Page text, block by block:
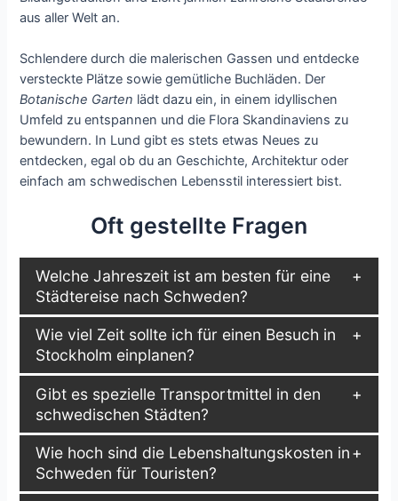
aus aller Welt an.
Schlendere durch die malerischen Gassen und entdecke
versteckte Plätze sowie gemütliche Buchläden. Der
Botanische Garten lädt dazu ein, in einem idyllischen
Umfeld zu entspannen und die Flora Skandinaviens zu
bewundern. In Lund gibt es stets etwas Neues zu
entdecken, egal ob du an Geschichte, Architektur oder
einfach am schwedischen Lebensstil interessiert bist.
Oft gestellte Fragen
Welche Jahreszeit ist am besten für eine
Städtereise nach Schweden?
Wie viel Zeit sollte ich für einen Besuch in
Stockholm einplanen?
Gibt es spezielle Transportmittel in den
schwedischen Städten?
Wie hoch sind die Lebenshaltungskosten in
Schweden für Touristen?